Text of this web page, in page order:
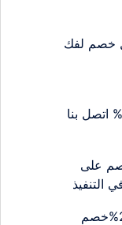
بالرياض 100ريال خصم لفك
رخيصه..تنظيف فصول..تعقيم 100% اتصل بنا
بالرياض45%خصم على
التنفيذ
شركة تنظيف مكاتب بالرياض بـ23%خصم